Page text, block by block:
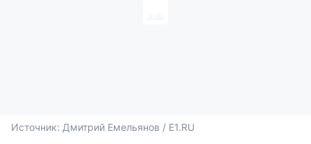
Источник: Дмитрий Емельянов / E1.RU